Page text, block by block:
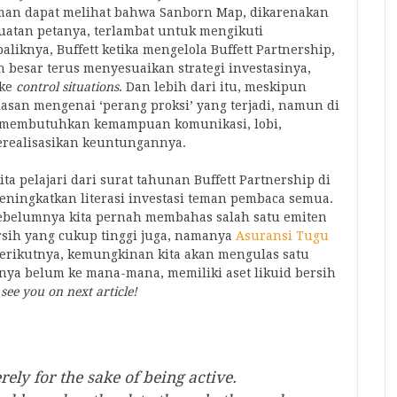
dapat melihat bahwa Sanborn Map, dikarenakan
petanya, terlambat untuk mengikuti
Buffett ketika mengelola Buffett Partnership,
besar terus menyesuaikan strategi investasinya,
control situations. Dan lebih dari itu, meskipun
mengenai ‘perang proksi’ yang terjadi, namun di
kemampuan komunikasi, lobi,
keuntungannya.
pelajari dari surat tahunan Buffett Partnership di
literasi investasi teman pembaca semua.
kita pernah membahas salah satu emiten
yang cukup tinggi juga, namanya Asuransi Tugu
kemungkinan kita akan mengulas satu
belum ke mana-mana, memiliki aset likuid bersih
see you on next article!
for the sake of being active.